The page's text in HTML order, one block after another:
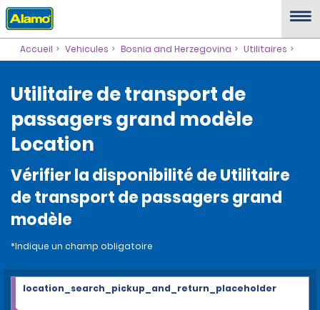
Accueil Vehicules Bosnia and Herzegovina Utilitaires
Utilitaire de transport de
passagers grand modèle
Location
Vérifier la disponibilité de Utilitaire
de transport de passagers grand
modèle
*Indique un champ obligatoire
location_search_pickup_and_return_placeholder